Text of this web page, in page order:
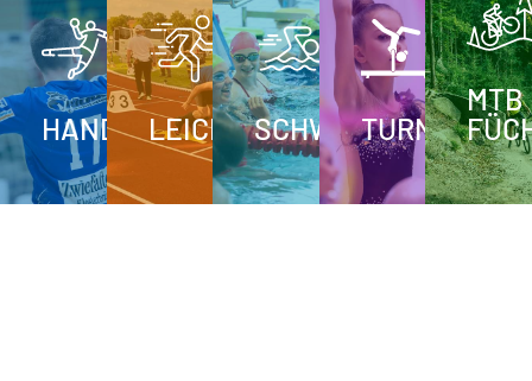
HANDBALLLEICHTATHLETIK
SCHWIMMEN
TURNEN
MTB